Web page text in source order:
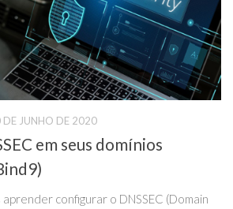
DE JUNHO DE 2020
em seus domínios
configurar o DNSSEC (Domain